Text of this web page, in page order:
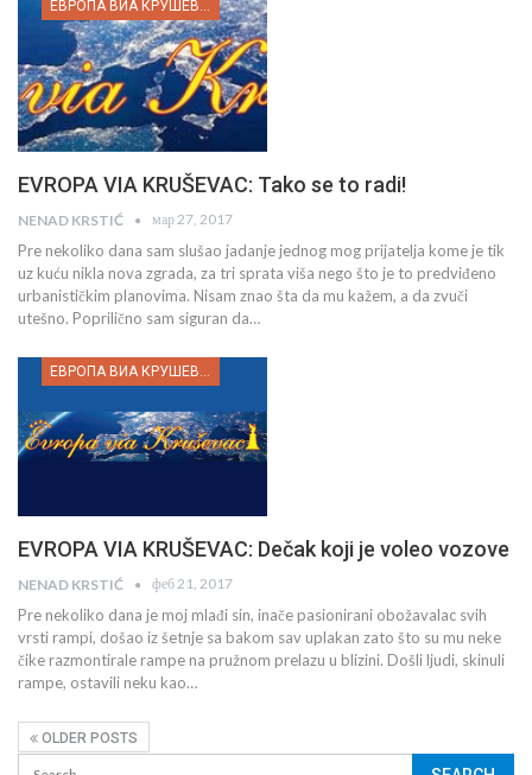
ЕВРОПА ВИА КРУШЕВАЦ
EVROPA VIA KRUŠEVAC: Tako se to radi!
NENAD KRSTIĆ мар 27, 2017
Pre nekoliko dana sam slušao jadanje jednog mog prijatelja kome je tik
uz kuću nikla nova zgrada, za tri sprata viša nego što je to predviđeno
urbanističkim planovima. Nisam znao šta da mu kažem, a da zvuči
utešno. Poprilično sam siguran da…
EVROPA VIA KRUŠEVAC: Dečak koji je voleo vozove
NENAD KRSTIĆ феб 21, 2017
Pre nekoliko dana je moj mlađi sin, inače pasionirani obožavalac svih
vrsti rampi, došao iz šetnje sa bakom sav uplakan zato što su mu neke
čike razmontirale rampe na pružnom prelazu u blizini. Došli ljudi, skinuli
rampe, ostavili neku kao…
OLDER POSTS